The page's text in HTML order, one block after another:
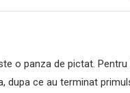
o panza de pictat.
dupa ce au terminat